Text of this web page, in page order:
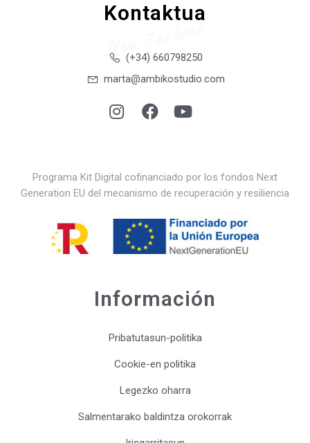
Kontaktua
(+34) 660798250
marta@ambikostudio.com
Programa Kit Digital cofinanciado por los fondos Next
Generation EU del mecanismo de recuperación y resiliencia
Información
Pribatutasun-politika
Cookie-en politika
Legezko oharra
Salmentarako baldintza orokorrak